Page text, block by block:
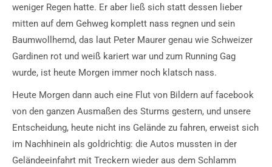
weniger Regen hatte. Er aber ließ sich statt dessen lieber
mitten auf dem Gehweg komplett nass regnen und sein
Baumwollhemd, das laut Peter Maurer genau wie Schweizer
Gardinen rot und weiß kariert war und zum Running Gag
wurde, ist heute Morgen immer noch klatsch nass.
Heute Morgen dann auch eine Flut von Bildern auf facebook
von den ganzen Ausmaßen des Sturms gestern, und unsere
Entscheidung, heute nicht ins Gelände zu fahren, erweist sich
im Nachhinein als goldrichtig: die Autos mussten in der
Geländeeinfahrt mit Treckern wieder aus dem Schlamm